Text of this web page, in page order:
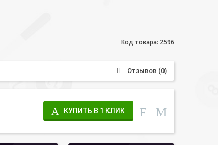
Код товара: 2596
Отзывов (0)
КУПИТЬ В 1 КЛИК